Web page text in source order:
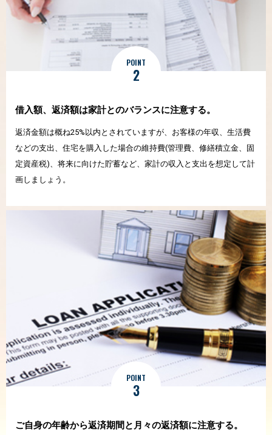
POINT
2
借入額、返済額は家計とのバランスに注意する。
返済金額は概ね25%以内とされていますが、お客様の年収、生活費
などの支出、住宅を購入した場合の維持費(管理費、修繕積立金、固
定資産税)、将来に向けた貯蓄など、家計の収入と支出を想定して計
画しましょう。
POINT
3
ご自身の年齢から返済期間と月々の返済額に注意する。